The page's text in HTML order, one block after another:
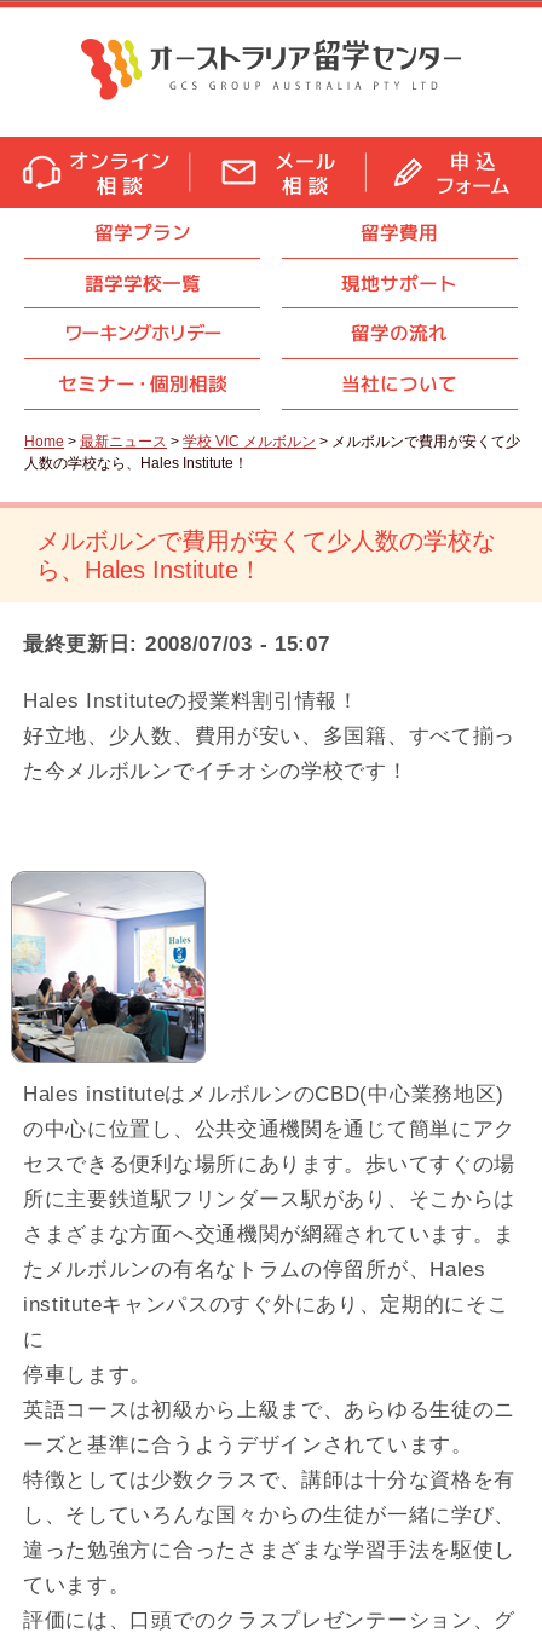
留学プラン
留学費用
語学学校一覧
現地サポート
ワーキングホリデー
留学の流れ
セミナー・ 個別相談 当社について
Home > 最新ニュース > 学校 VIC メルボルン > メルボルンで費用が安くて少
人数の学校なら、Hales Institute！
メルボルンで費用が安くて少人数の学校な
ら、Hales Institute！
最終更新日: 2008/07/03 - 15:07
Hales Instituteの授業料割引情報！
好立地、少人数、費用が安い、多国籍、すべて揃っ
た今メルボルンでイチオシの学校です！
Hales instituteはメルボルンのCBD(中心業務地区)
の中心に位置し、公共交通機関を通じて簡単にアク
セスできる便利な場所にあります。歩いてすぐの場
所に主要鉄道駅フリンダース駅があり、そこからは
さまざまな方面へ交通機関が網羅されています。ま
たメルボルンの有名なトラムの停留所が、Hales
instituteキャンパスのすぐ外にあり、定期的にそこ
に
停車します。
英語コースは初級から上級まで、あらゆる生徒のニ
ーズと基準に合うようデザインされています。
特徴としては少数クラスで、講師は十分な資格を有
し、そしていろんな国々からの生徒が一緒に学び、
違った勉強方に合ったさまざまな学習手法を駆使し
ています。
評価には、口頭でのクラスプレゼンテーション、グ